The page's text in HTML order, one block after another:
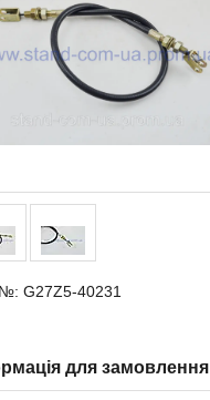
G27Z5-40231
для замовлення